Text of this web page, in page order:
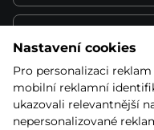
Půjčovna
obchodní podmínky
Nastavení cookies
Pro personalizaci
mobilní reklamní
ukazovali relevantnější
nepersonalizované